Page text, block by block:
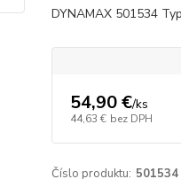
DYNAMAX 501534
54,90 €/ks
44,63 € bez DPH
Číslo produktu: 501534